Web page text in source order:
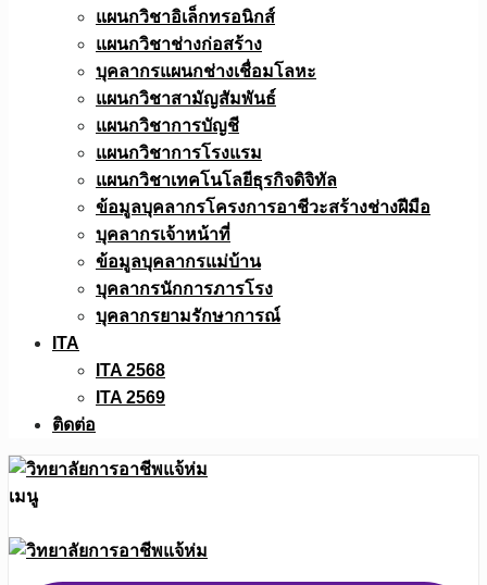
แผนกวิชาอิเล็กทรอนิกส์
แผนกวิชาช่างก่อสร้าง
บุคลากรแผนกช่างเชื่อมโลหะ
แผนกวิชาสามัญสัมพันธ์
แผนกวิชาการบัญชี
แผนกวิชาการโรงแรม
แผนกวิชาเทคโนโลยีธุรกิจดิจิทัล
ข้อมูลบุคลากรโครงการอาชีวะสร้างช่างฝีมือ
บุคลากรเจ้าหน้าที่
ข้อมูลบุคลากรแม่บ้าน
บุคลากรนักการภารโรง
บุคลากรยามรักษาการณ์
ITA
ITA 2568
ITA 2569
ติดต่อ
เมนู